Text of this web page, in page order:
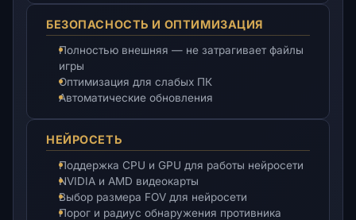
БЕЗОПАСНОСТЬ И ОПТИМИЗАЦИЯ
Полностью внешняя — не затрагивает файлы
игры
Оптимизация для слабых ПК
Автоматические обновления
НЕЙРОСЕТЬ
Поддержка CPU и GPU для работы нейросети
NVIDIA и AMD видеокарты
Выбор размера FOV для нейросети
Порог и радиус обнаружения противника